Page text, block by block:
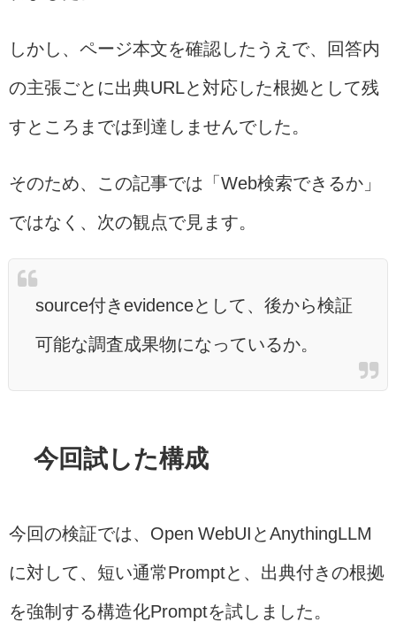
しかし、ページ本文を確認したうえで、回答内
の主張ごとに出典URLと対応した根拠として残
すところまでは到達しませんでした。
そのため、この記事では「Web検索できるか」
ではなく、次の観点で見ます。
source付きevidenceとして、後から検証
可能な調査成果物になっているか。
今回試した構成
今回の検証では、Open WebUIとAnythingLLM
に対して、短い通常Promptと、出典付きの根拠
を強制する構造化Promptを試しました。